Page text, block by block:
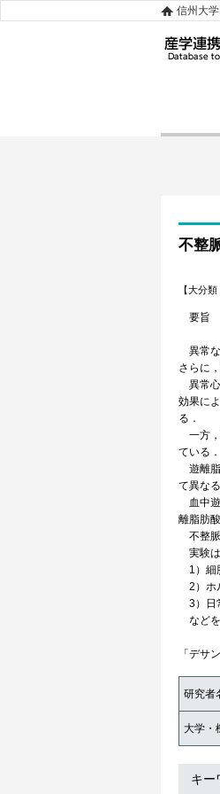
信州大
不整
【大分類
要旨
異常な
さらに
異常心
効果に
る．
一方，
ている．
遊離脂
て異な
血中遊
離脂肪
不整脈
実験は
1）細
2）ホ
3）日
などを
「デサ
研究者
大学・
キー